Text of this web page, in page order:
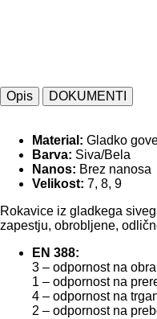
Opis DOKUMENTI
Material: Gladko
Barva: Siva/Bela
Nanos: Brez nanosa
Velikost: 7, 8, 9
Rokavice iz gladkega
zapestju, obrobljene,
EN 388:
3 – odpornost na
1 – odpornost na
4 – odpornost na
2 – odpornost na